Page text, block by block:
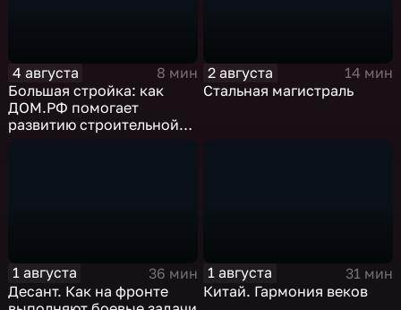
4 августа
8 мин
Большая стройка: как
ДОМ.РФ помогает
развитию строительной
2 августа
14 мин
Стальная магистраль
1 августа
36 мин
Десант. Как на фронте
1 августа
31 мин
Китай. Гармония веков